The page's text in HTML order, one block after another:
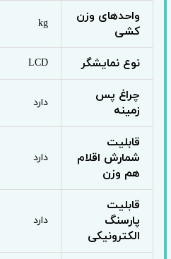
واحدهای وزن
کشی
kg
نوع نمایشگر LCD
چراغ پس
زمینه
دارد
قابلیت
شمارش اقلام
هم وزن
دارد
قابلیت
پارسنگ
الکترونیکی
دارد